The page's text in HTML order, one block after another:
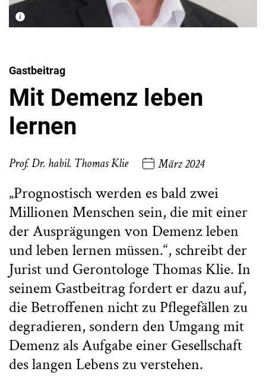
Gastbeitrag
Mit Demenz leben
lernen
Prof. Dr. habil. Thomas Klie März 2024
„Prognostisch werden es bald zwei
Millionen Menschen sein, die mit einer
der Ausprägungen von Demenz leben
und leben lernen müssen.“, schreibt der
Jurist und Gerontologe Thomas Klie. In
seinem Gastbeitrag fordert er dazu auf,
die Betroffenen nicht zu Pflegefällen zu
degradieren, sondern den Umgang mit
Demenz als Aufgabe einer Gesellschaft
des langen Lebens zu verstehen.